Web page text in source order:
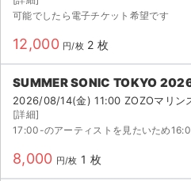
可能でしたら電子チケット希望です
12,000 円/枚 2 枚
SUMMER SONIC TOKYO 2026
2026/08/14(金) 11:00 ZOZOマリン
[詳細]
8,000 円/枚 1 枚